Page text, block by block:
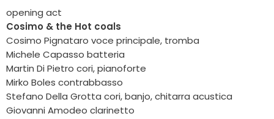
opening act
Cosimo & the Hot coals
Cosimo Pignataro voce principale, tromba
Michele Capasso batteria
Martin Di Pietro cori, pianoforte
Mirko Boles contrabbasso
Stefano Della Grotta cori, banjo, chitarra acustica
Giovanni Amodeo clarinetto